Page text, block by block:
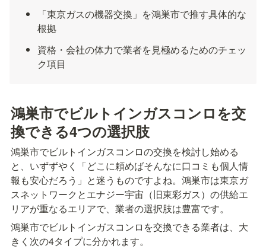
「東京ガスの機器交換」を鴻巣市で推す具体的な
根拠
資格・会社の体力で業者を見極めるためのチェッ
ク項目
鴻巣市でビルトインガスコンロを交
換できる4つの選択肢
鴻巣市でビルトインガスコンロの交換を検討し始める
と、いずずやく「どこに頼めばそんなに口コミも個人情
報も安心だろう」と迷うものですよね。鴻巣市は東京ガ
スネットワークとエナジー宇宙（旧東彩ガス）の供給エ
リアが重なるエリアで、業者の選択肢は豊富です。
鴻巣市でビルトインガスコンロを交換できる業者は、大
きく次の4タイプに分かれます。